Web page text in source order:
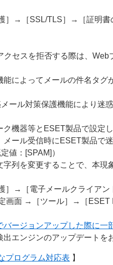
］→［SSL/TLS］→［証明書
クセスを拒否する際は、
能によってメールの件名タグ
ール対策保護機能により迷
ク機器等とESET製品で設定
メール受信時にESET製品で
値：[SPAM]）
字列を変更することで、本現
］→［電子メールクライア
画面 →［ツール］→［ESET
バージョンアップした際に一
出エンジンのアップデート
プログラム対応表 】